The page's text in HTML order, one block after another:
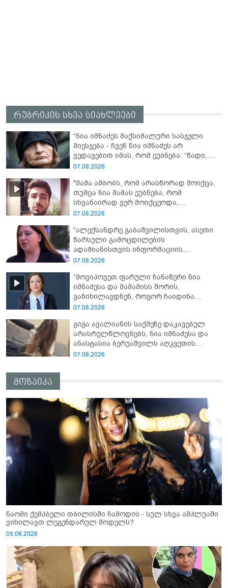
რუბრიკის სხვა სიახლეები
“ნია იმნაძეს მაქსიმალური სასჯელი
მიესჯება - ჩვენ ნია იმნაძეს არ
ვედავებით იმას, რომ ეუბნება: “წადი,
მოკალი“, ეს დაკვეთაა, ჩვენ ვამბობთ,
ავალიანის დედა
07.08.2026
"მამა ამბობს, რომ არასწორად მოიქცა,
თუმცა ნია მამას ეუბნება, რომ
სხვანაირად ვერ მოიქცეოდა,
თანამედროვე ეპოქაში სხვანაირად
დეტალებზე საუბრობს გიგა ავალიანის
საქმის პროკურორი?
07.08.2026
“ალექსანდრე გაბაშვილისთვის, ასეთი
წარსული გამოცდილების
ადამიანისთვის ინფორმაციის
მიწოდება, რომ მასწავლებელი
ფაქტობრივად, წაქეზება იყო” -
პროკურორი ნია იმნაძეზე
07.08.2026
“მოვიპოვეთ ფარული ჩანაწერი ნია
იმნაძესა და მამამისს შორის,
განიხილავდნენ, როგორ ჩაიდინა
გაბაშვილმა დანაშაული” - რას ამბობს
07.08.2026
გიგა ავალიანის საქმეზე დაკავებულ
არასრულწლოვნებს, ნია იმნაძესა და
ანასტასია ბერუაშვილს აღკვეთის
ღონისძიების სახით პატიმრობა
07.08.2026
მოზაიკა
ნაომი ქემპბელი თბილისში ჩამოდის - სულ სხვა ამპლუაში
ვიხილავთ ლეგენდარულ მოდელს?
05.08.2026